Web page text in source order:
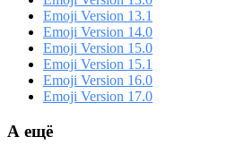
Emoji Version 13.1
Emoji Version 14.0
Emoji Version 15.0
Emoji Version 15.1
Emoji Version 16.0
Emoji Version 17.0
А ещё